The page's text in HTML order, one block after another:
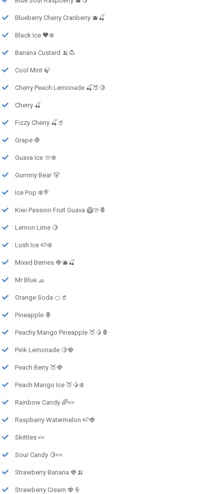
Blueberry Cherry Cranberry 🫐🍒
Black Ice 🖤❄️
Banana Custard 🍌🍮
Cool Mint 🍃
Cherry Peach Lemonade 🍒🍑🍋
Cherry 🍒
Fizzy Cherry 🍒🥤
Grape 🍇
Guava Ice 🍈❄️
Gummy Bear 🐻
Ice Pop ❄️🍭
Kiwi Passion Fruit Guava 🥝🍈🍍
Lemon Lime 🍋
Lush Ice 🍉❄️
Mixed Berries 🍓🫐🍒
Mr Blue 🧢
Orange Soda 🍊🥤
Pineapple 🍍
Peachy Mango Pineapple 🍑🥭🍍
Pink Lemonade 🍋🍓
Peach Berry 🍑🍓
Peach Mango Ice 🍑🥭❄️
Rainbow Candy 🌈🍬
Raspberry Watermelon 🍉🍓
Skittles 🍬
Sour Candy 🍋🍬
Strawberry Banana 🍓🍌
Strawberry Cream 🍓🍦